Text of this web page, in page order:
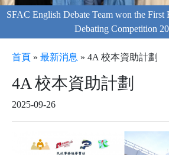
SFAC English Debate Team won the
Debating Competition
首頁 » 最新消息 » 4A 校本資助計劃
4A 校本資助計劃
2025-09-26